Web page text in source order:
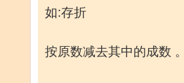
如:存折
按原数减去其中的成数 。